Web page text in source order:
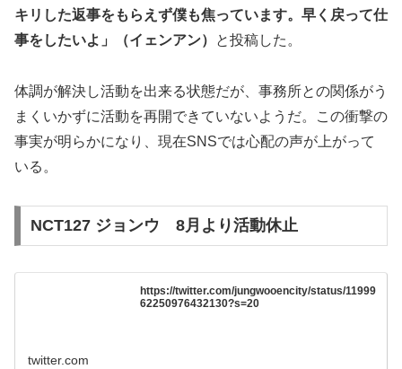
キリした返事をもらえず僕も焦っています。早く戻って仕
事をしたいよ」（イェンアン）
と投稿した。
体調が解決し活動を出来る状態だが、事務所との関係がう
まくいかずに活動を再開できていないようだ。この衝撃の
事実が明らかになり、現在SNSでは心配の声が上がって
いる。
NCT127 ジョンウ 8月より活動休止
https://twitter.com/jungwooencity/status/11999
62250976432130?s=20
twitter.com